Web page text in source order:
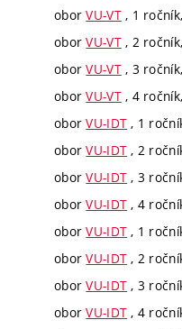
oborVU-VT, 1
oborVU-VT, 2
oborVU-VT, 3
oborVU-VT, 4
oborVU-IDT , 1
oborVU-IDT , 2
oborVU-IDT , 3
oborVU-IDT , 4
oborVU-IDT , 1
oborVU-IDT , 2
oborVU-IDT , 3
oborVU-IDT , 4